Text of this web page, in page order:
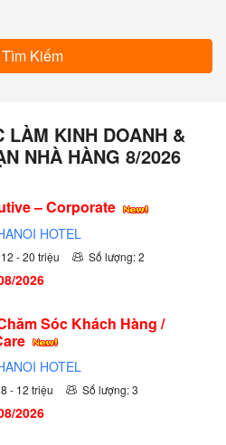
Tìm Kiếm
LÀM KINH DOANH &
NHÀ HÀNG 8/2026
– Corporate
HOTEL
12 - 20 triệu Số lượng: 2
2026
Sóc Khách Hàng /
HOTEL
8 - 12 triệu Số lượng: 3
2026